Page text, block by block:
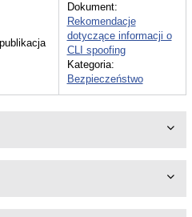
publikacja
Dokument:
Rekomendacje
dotyczące informacji o
CLI spoofing
Kategoria:
Bezpieczeństwo